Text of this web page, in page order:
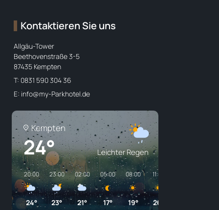
Kontaktieren Sie uns
Allgäu-Tower
Beethovenstraße 3-5
87435 Kempten
T: 0831 590 304 36
E: info@my-Parkhotel.de
Kempten
24° Leichter Regen
20:00
24°
23:00
23°
02:00
21°
05:00
17°
08:00
19°
11:00
26°